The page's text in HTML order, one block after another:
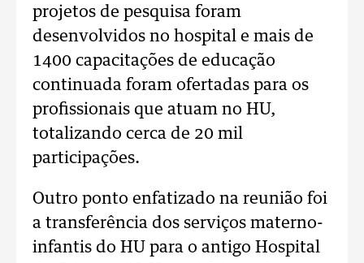
projetos de pesquisa foram
desenvolvidos no hospital e mais de
1400 capacitações de educação
continuada foram ofertadas para os
profissionais que atuam no HU,
totalizando cerca de 20 mil
participações.
Outro ponto enfatizado na reunião foi
a transferência dos serviços materno-
infantis do HU para o antigo Hospital